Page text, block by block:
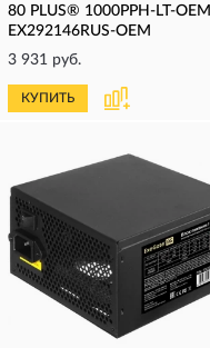
80 PLUS® 1000PPH-LT-OEM
EX292146RUS-OEM
3 931 руб.
КУПИТЬ